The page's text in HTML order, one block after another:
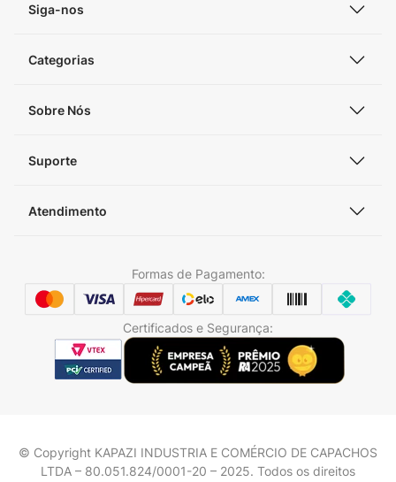
Siga-nos
Categorias
Sobre Nós
Suporte
Atendimento
Formas de Pagamento:
Certificados e Segurança:
© Copyright KAPAZI INDUSTRIA E COMÉRCIO DE CAPACHOS
LTDA – 80.051.824/0001-20 – 2025. Todos os direitos